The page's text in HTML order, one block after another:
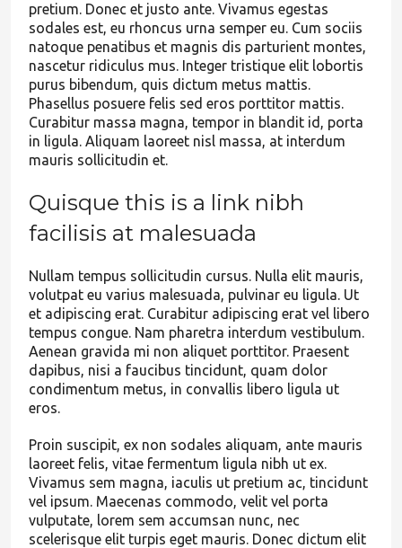
pretium. Donec et justo ante. Vivamus egestas
sodales est, eu rhoncus urna semper eu. Cum sociis
natoque penatibus et magnis dis parturient montes,
nascetur ridiculus mus. Integer tristique elit lobortis
purus bibendum, quis dictum metus mattis.
Phasellus posuere felis sed eros porttitor mattis.
Curabitur massa magna, tempor in blandit id, porta
in ligula. Aliquam laoreet nisl massa, at interdum
mauris sollicitudin et.
Quisque this is a link nibh
facilisis at malesuada
Nullam tempus sollicitudin cursus. Nulla elit mauris,
volutpat eu varius malesuada, pulvinar eu ligula. Ut
et adipiscing erat. Curabitur adipiscing erat vel libero
tempus congue. Nam pharetra interdum vestibulum.
Aenean gravida mi non aliquet porttitor. Praesent
dapibus, nisi a faucibus tincidunt, quam dolor
condimentum metus, in convallis libero ligula ut
eros.
Proin suscipit, ex non sodales aliquam, ante mauris
laoreet felis, vitae fermentum ligula nibh ut ex.
Vivamus sem magna, iaculis ut pretium ac, tincidunt
vel ipsum. Maecenas commodo, velit vel porta
vulputate, lorem sem accumsan nunc, nec
scelerisque elit turpis eget mauris. Donec dictum elit